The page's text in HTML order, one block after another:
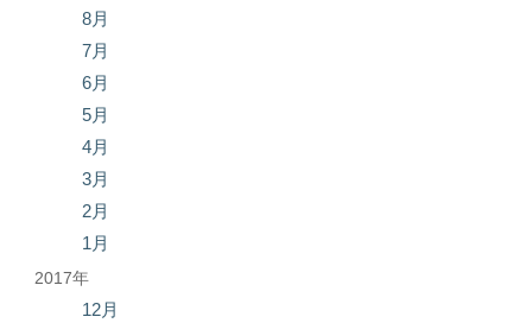
8月
7月
6月
5月
4月
3月
2月
1月
2017年
12月